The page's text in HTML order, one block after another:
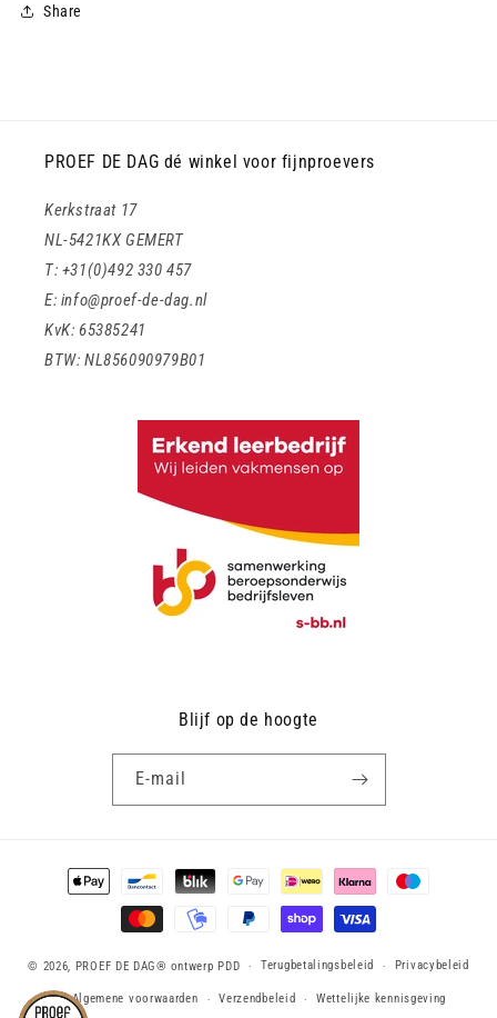
Share
PROEF DE DAG dé winkel voor fijnproevers
Kerkstraat 17
NL-5421KX GEMERT
T: +31(0)492 330 457
E: info@proef-de-dag.nl
KvK: 65385241
BTW: NL856090979B01
Blijf op de hoogte
E‑mail
Betaalmethoden
© 2026, PROEF DE DAG® ontwerp PDD Terugbetalingsbeleid Privacybeleid
Algemene voorwaarden Verzendbeleid Wettelijke kennisgeving